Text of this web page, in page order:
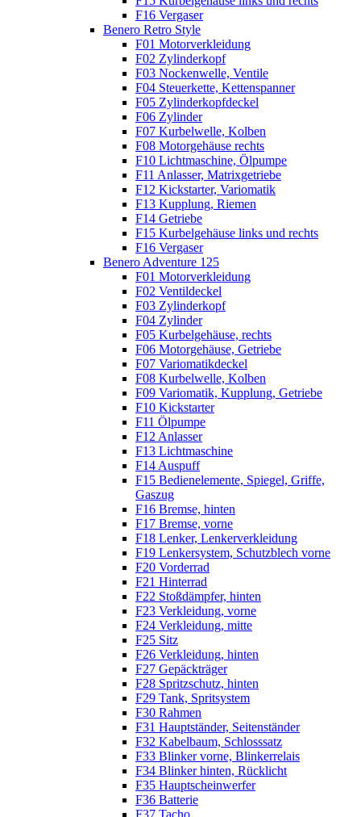
F16 Vergaser
Benero Retro Style
F01 Motorverkleidung
F02 Zylinderkopf
F03 Nockenwelle, Ventile
F04 Steuerkette, Kettenspanner
F05 Zylinderkopfdeckel
F06 Zylinder
F07 Kurbelwelle, Kolben
F08 Motorgehäuse rechts
F10 Lichtmaschine, Ölpumpe
F11 Anlasser, Matrixgetriebe
F12 Kickstarter, Variomatik
F13 Kupplung, Riemen
F14 Getriebe
F15 Kurbelgehäuse links und rechts
F16 Vergaser
Benero Adventure 125
F01 Motorverkleidung
F02 Ventildeckel
F03 Zylinderkopf
F04 Zylinder
F05 Kurbelgehäuse, rechts
F06 Motorgehäuse, Getriebe
F07 Variomatikdeckel
F08 Kurbelwelle, Kolben
F09 Variomatik, Kupplung, Getriebe
F10 Kickstarter
F11 Ölpumpe
F12 Anlasser
F13 Lichtmaschine
F14 Auspuff
F15 Bedienelemente, Spiegel, Griffe,
Gaszug
F16 Bremse, hinten
F17 Bremse, vorne
F18 Lenker, Lenkerverkleidung
F19 Lenkersystem, Schutzblech vorne
F20 Vorderrad
F21 Hinterrad
F22 Stoßdämpfer, hinten
F23 Verkleidung, vorne
F24 Verkleidung, mitte
F25 Sitz
F26 Verkleidung, hinten
F27 Gepäckträger
F28 Spritzschutz, hinten
F29 Tank, Spritsystem
F30 Rahmen
F31 Hauptständer, Seitenständer
F32 Kabelbaum, Schlosssatz
F33 Blinker vorne, Blinkerrelais
F34 Blinker hinten, Rücklicht
F35 Hauptscheinwerfer
F36 Batterie
F37 Tacho